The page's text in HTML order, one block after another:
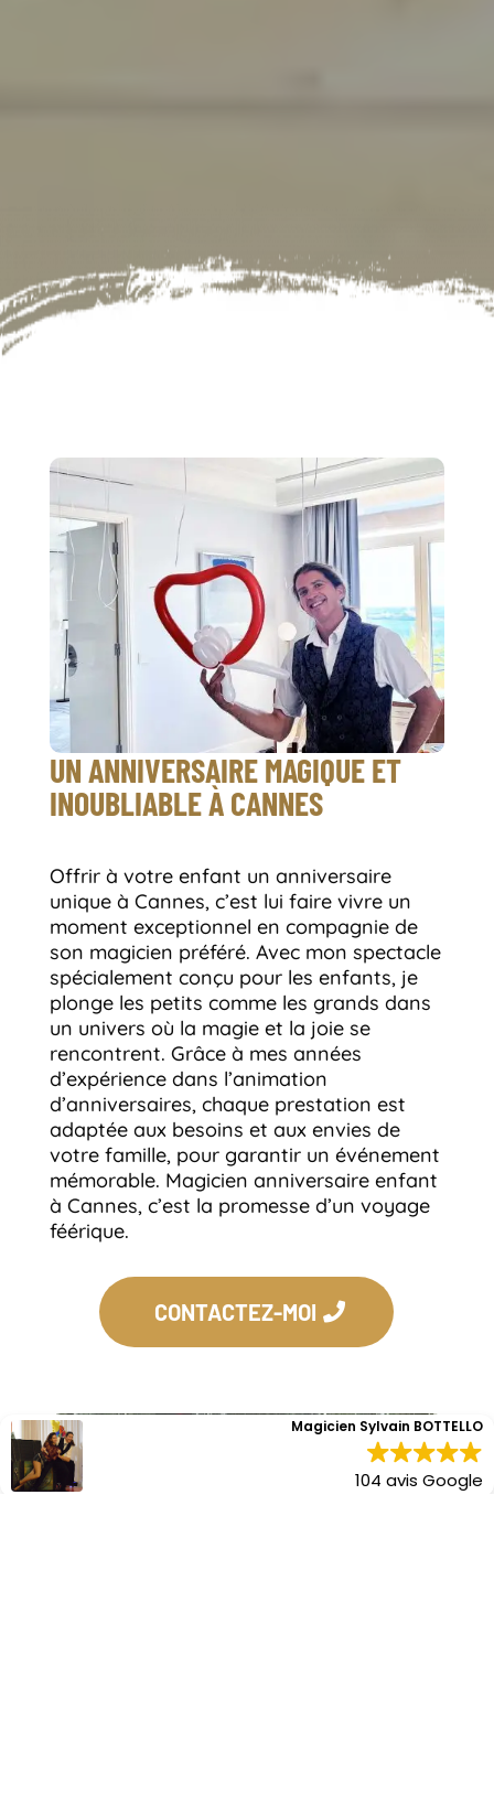
UN ANNIVERSAIRE MAGIQUE ET
INOUBLIABLE À CANNES
Offrir à votre enfant un anniversaire
unique à Cannes, c’est lui faire vivre un
moment exceptionnel en compagnie de
son magicien préféré. Avec mon spectacle
spécialement conçu pour les enfants, je
plonge les petits comme les grands dans
un univers où la magie et la joie se
rencontrent. Grâce à mes années
d’expérience dans l’animation
d’anniversaires, chaque prestation est
adaptée aux besoins et aux envies de
votre famille, pour garantir un événement
mémorable. Magicien anniversaire enfant
à Cannes, c’est la promesse d’un voyage
féérique.
CONTACTEZ-MOI
Magicien Sylvain BOTTELLO
104 avis Google